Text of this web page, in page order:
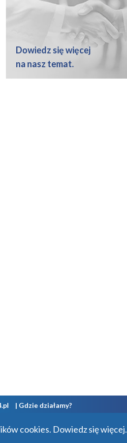
Dowiedz się więcej
na nasz temat.
| Gdzie działamy?
cookies. Dowiedz się więcej.